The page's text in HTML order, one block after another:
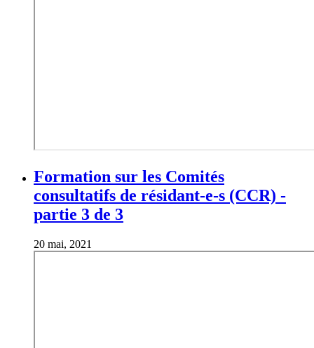
Formation sur les Comités
consultatifs de résidant-e-s (CCR) -
partie 3 de 3
20 mai, 2021